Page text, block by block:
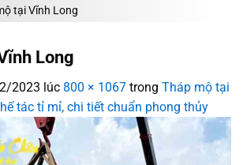
tại Vĩnh Long
Long
2023 lúc 800 × 1067 trong Tháp mộ tại
tác tỉ mỉ, chi tiết chuẩn phong thủy